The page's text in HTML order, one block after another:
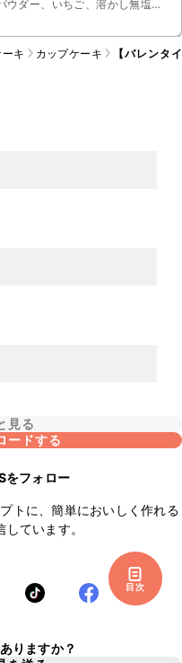
ウダー、いちご、溶かし無塩バ
目次
キ カップケーキ 【バレンタ
見る
ードする
をフォロー
トに、簡単においしく作れる
ています。
りますか？